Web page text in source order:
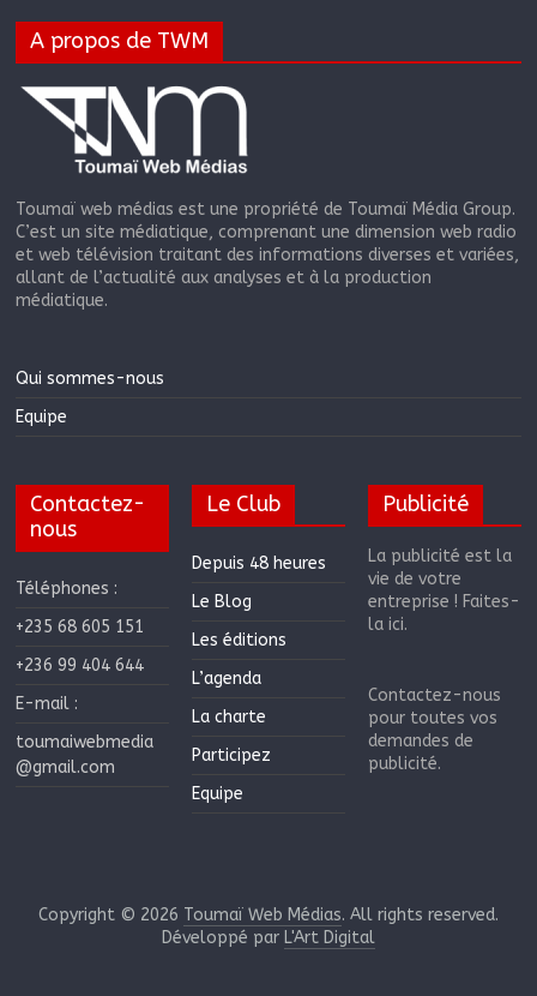
A propos de TWM
Toumaï web médias est une propriété de Toumaï Média Group.
C’est un site médiatique, comprenant une dimension web radio
et web télévision traitant des informations diverses et variées,
allant de l’actualité aux analyses et à la production
médiatique.
Qui sommes-nous
Equipe
Contactez-
nous
Téléphones :
+235 68 605 151
+236 99 404 644
E-mail :
toumaiwebmedia
@gmail.com
Le Club
Depuis 48 heures
Le Blog
Les éditions
L’agenda
La charte
Participez
Equipe
Publicité
La publicité est la
vie de votre
entreprise ! Faites-
la ici.
Contactez-nous
pour toutes vos
demandes de
publicité.
Copyright © 2026 Toumaï Web Médias. All rights reserved.
Développé par L'Art Digital